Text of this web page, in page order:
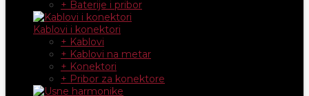
+ Baterije i pribor
Kablovi i konektori
+ Kablovi
+ Kablovi na metar
+ Konektori
+ Pribor za konektore